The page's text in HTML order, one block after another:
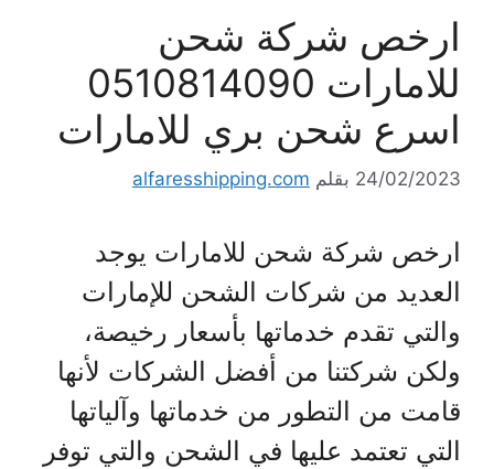
ارخص شركة شحن
للامارات 0510814090
اسرع شحن بري للامارات
24/02/2023 بقلم alfaresshipping.com
ارخص شركة شحن للامارات يوجد
العديد من شركات الشحن للإمارات
والتي تقدم خدماتها بأسعار رخيصة،
ولكن شركتنا من أفضل الشركات لأنها
قامت من التطور من خدماتها وآلياتها
التي تعتمد عليها في الشحن والتي توفر